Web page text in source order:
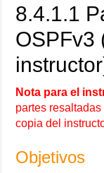
8.4.1.1
OSPFv3
Nota para el
partes
copia del
Objetivos